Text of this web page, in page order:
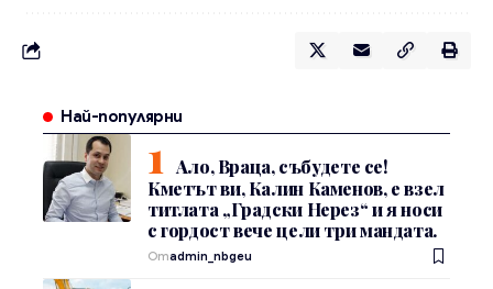
Най-популярни
Ало, Враца, събудете се!
Кметът ви, Калин Каменов, е взел
титлата „Градски Нерез“ и я носи
с гордост вече цели три мандата.
Отadmin_nbgeu